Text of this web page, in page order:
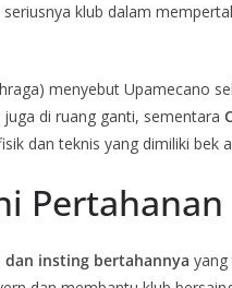
klub dalam
menyebut Upamecano
di ruang ganti, sementara
dan teknis yang dimiliki bek
Pertahanan
insting bertahannya